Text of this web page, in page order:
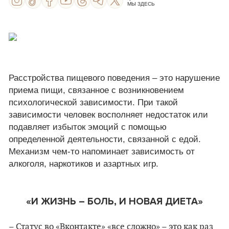
МЫ ЗДЕСЬ
Расстройства пищевого поведения – это нарушение
приема пищи, связанное с возникновением
психологической зависимости. При такой
зависимости человек восполняет недостаток или
подавляет избыток эмоций с помощью
определенной деятельности, связанной с едой.
Механизм чем-то напоминает зависимость от
алкоголя, наркотиков и азартных игр.
«И ЖИЗНЬ – БОЛЬ, И НОВАЯ ДИЕТА»
– Статус во «Вконтакте» «все сложно» – это как раз